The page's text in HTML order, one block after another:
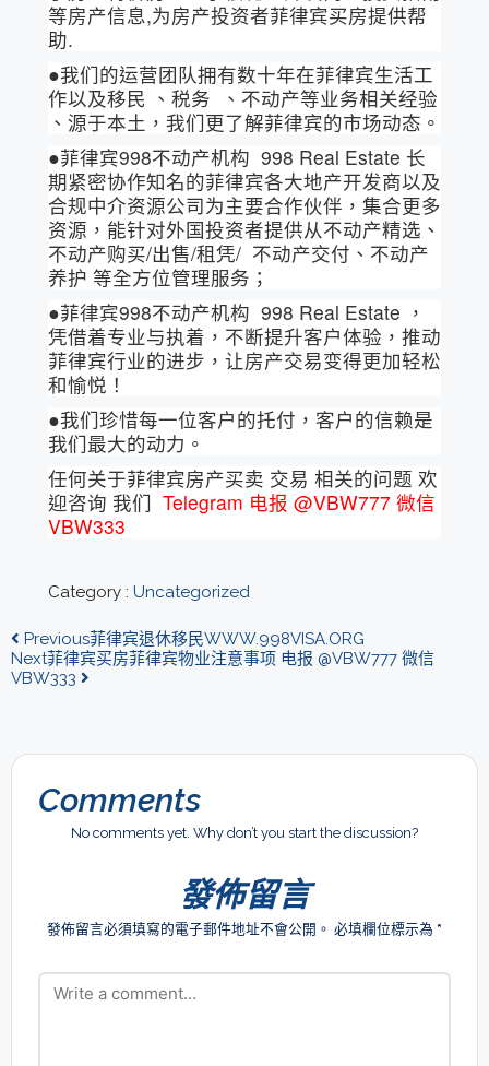
等房产信息,为房产投资者菲律宾买房提供帮
助.
●我们的运营团队拥有数十年在菲律宾生活工
作以及移民 、税务 、不动产等业务相关经验
、源于本土，我们更了解菲律宾的市场动态。
●菲律宾998不动产机构 998 Real Estate 长
期紧密协作知名的菲律宾各大地产开发商以及
合规中介资源公司为主要合作伙伴，集合更多
资源，能针对外国投资者提供从不动产精选、
不动产购买/出售/租凭/ 不动产交付、不动产
养护 等全方位管理服务；
●菲律宾998不动产机构 998 Real Estate ，
凭借着专业与执着，不断提升客户体验，推动
菲律宾行业的进步，让房产交易变得更加轻松
和愉悦！
●我们珍惜每一位客户的托付，客户的信赖是
我们最大的动力。
任何关于菲律宾房产买卖 交易 相关的问题 欢
迎咨询 我们 Telegram 电报 @VBW777 微信
VBW333
Category : Uncategorized
Previous菲律宾退休移民WWW.998VISA.ORG
Next菲律宾买房菲律宾物业注意事项 电报 @VBW777 微信
VBW333
Comments
No comments yet. Why don’t you start the discussion?
發佈留言
發佈留言必須填寫的電子郵件地址不會公開。 必填欄位標示為 *